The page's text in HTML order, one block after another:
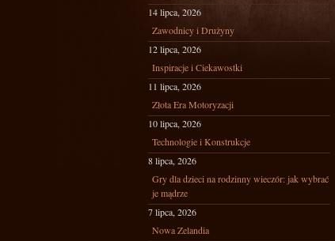
14 lipca, 2026
Zawodnicy i Drużyny
12 lipca, 2026
Inspiracje i Ciekawostki
11 lipca, 2026
Złota Era Motoryzacji
10 lipca, 2026
Technologie i Konstrukcje
8 lipca, 2026
Gry dla dzieci na rodzinny wieczór: jak wybrać
je mądrze
7 lipca, 2026
Nowa Zelandia